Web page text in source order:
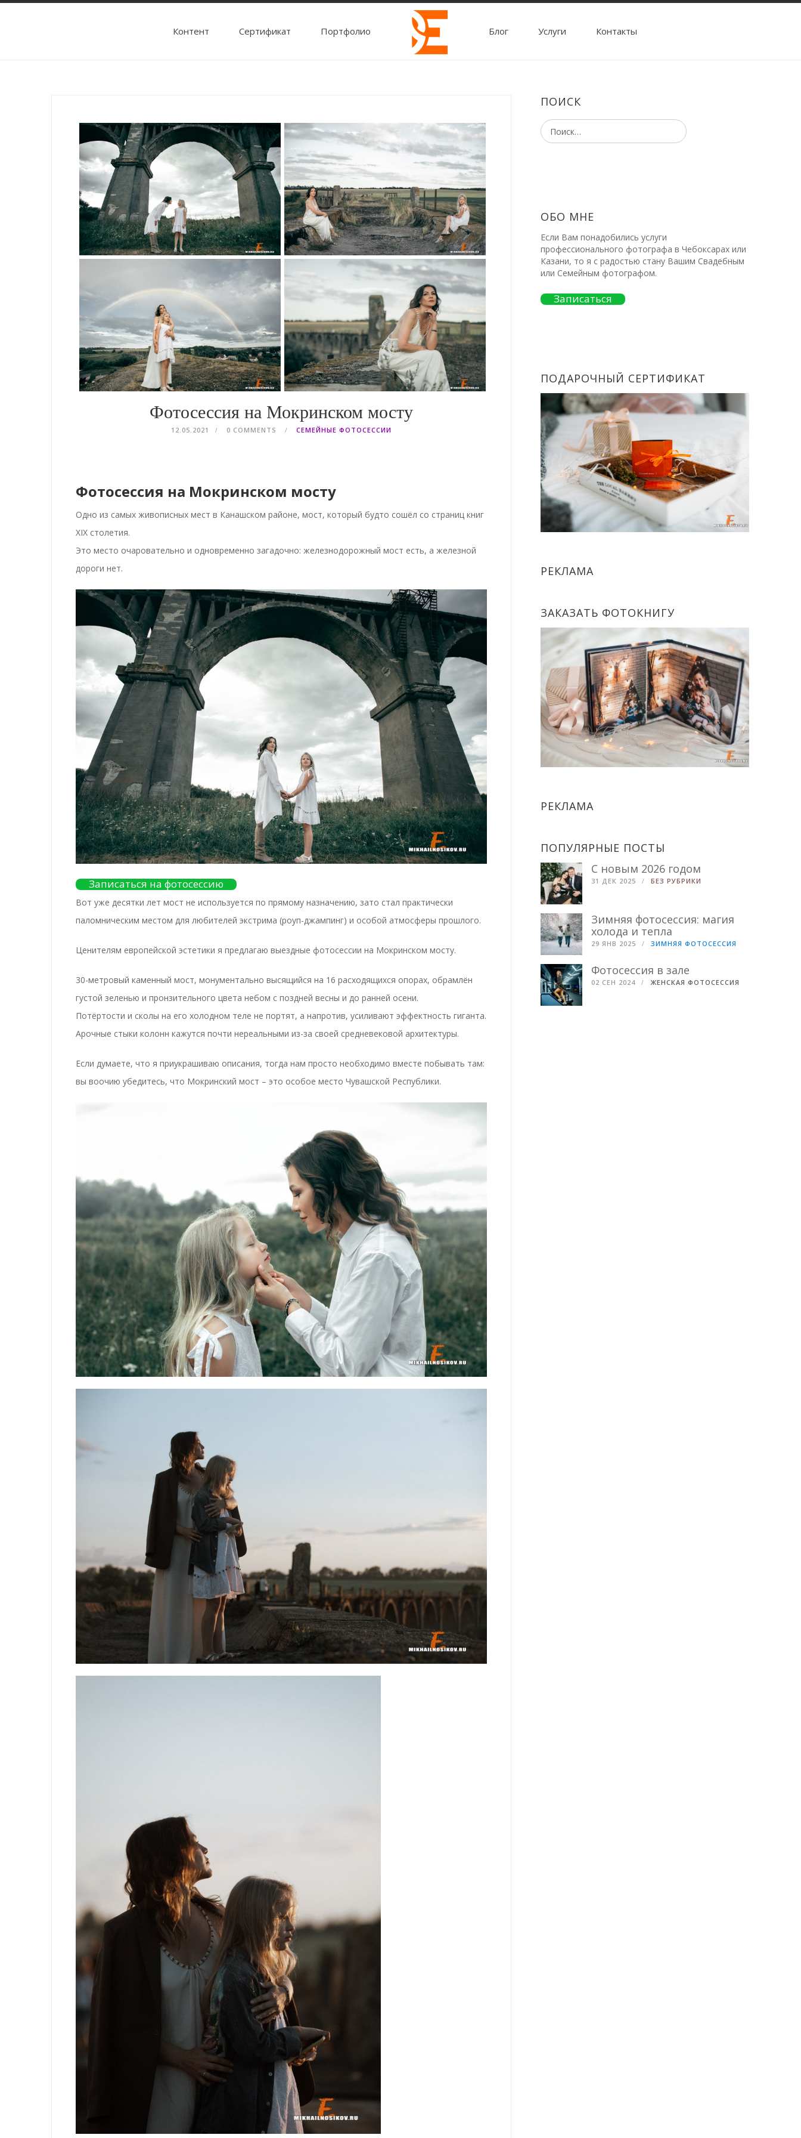
Контент Cертификат Портфолио Блог Услуги Контакты
Фотосессия на Мокринском мосту
12.05.2021 0 COMMENTS СЕМЕЙНЫЕ ФОТОСЕССИИ
Фотосессия на Мокринском мосту
Одно из самых живописных мест в Канашском районе, мост, который будто сошёл со страниц книг
XIX столетия.
Это место очаровательно и одновременно загадочно: железнодорожный мост есть, а железной
дороги нет.
Записаться на фотосессию
Вот уже десятки лет мост не используется по прямому назначению, зато стал практически
паломническим местом для любителей экстрима (роуп-джампинг) и особой атмосферы прошлого.
Ценителям европейской эстетики я предлагаю выездные фотосессии на Мокринском мосту.
30-метровый каменный мост, монументально высящийся на 16 расходящихся опорах, обрамлён
густой зеленью и пронзительного цвета небом с поздней весны и до ранней осени.
Потёртости и сколы на его холодном теле не портят, а напротив, усиливают эффектность гиганта.
Арочные стыки колонн кажутся почти нереальными из-за своей средневековой архитектуры.
Если думаете, что я приукрашиваю описания, тогда нам просто необходимо вместе побывать там:
вы воочию убедитесь, что Мокринский мост – это особое место Чувашской Республики.
ПОИСК
ОБО МНЕ
Если Вам понадобились услуги
профессионального фотографа в Чебоксарах или
Казани, то я с радостью стану Вашим Свадебным
или Семейным фотографом.
Записаться
ПОДАРОЧНЫЙ СЕРТИФИКАТ
РЕКЛАМА
ЗАКАЗАТЬ ФОТОКНИГУ
РЕКЛАМА
ПОПУЛЯРНЫЕ ПОСТЫ
С новым 2026 годом
31 ДЕК 2025 БЕЗ РУБРИКИ
Зимняя фотосессия: магия
холода и тепла
29 ЯНВ 2025 ЗИМНЯЯ ФОТОСЕССИЯ
Фотосессия в зале
02 СЕН 2024 ЖЕНСКАЯ ФОТОСЕССИЯ